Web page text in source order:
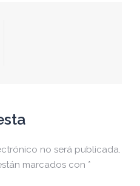
no será publicada.
marcados con *